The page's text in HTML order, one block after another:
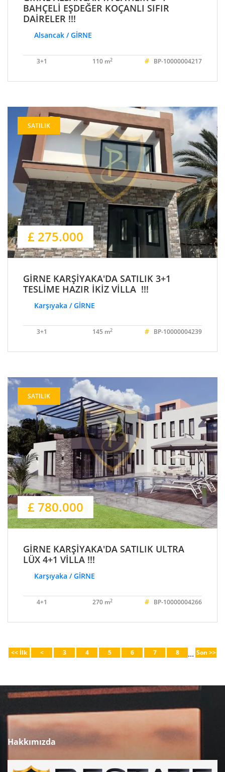
BAHÇELİ EŞDEĞER KOÇANLI SIFIR
DAİRELER !!!
Alsancak / GİRNE
3+1 110 m2 # BP-10000004217
SATILIK
£ 275.000
GİRNE KARŞİYAKA'DA SATILIK 3+1
TESLİME HAZIR İKİZ VİLLA !!!
Karşıyaka / GİRNE
3+1 145 m2 # BP-10000004239
SATILIK
£ 780.000
GİRNE KARŞİYAKA'DA SATILIK ULTRA
LÜX 4+1 VİLLA !!!
Karşıyaka / GİRNE
4+1 270 m2 # BP-10000004266
<< İlk < 3 4 5 6 7 8 ... Son >>
Hakkımızda